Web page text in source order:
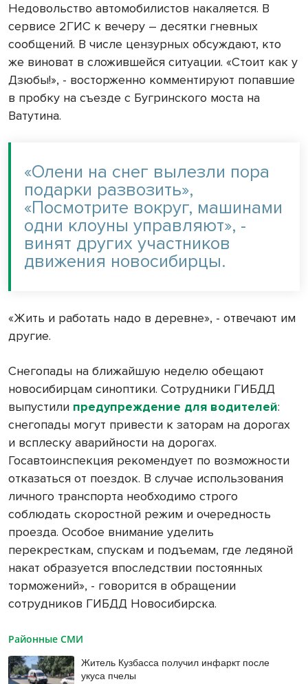
Недовольство автомобилистов накаляется. В
сервисе 2ГИС к вечеру – десятки гневных
сообщений. В числе цензурных обсуждают, кто
же виноват в сложившейся ситуации. «Стоит как у
Дзюбы!», - восторженно комментируют попавшие
в пробку на съезде с Бугринского моста на
Ватутина.
«Олени на снег вылезли пора
подарки развозить»,
«Посмотрите вокруг, машинами
одни клоуны управляют», -
винят других участников
движения новосибирцы.
«Жить и работать надо в деревне», - отвечают им
другие.
Снегопады на ближайшую неделю обещают
новосибирцам синоптики. Сотрудники ГИБДД
выпустили предупреждение для водителей:
снегопады могут привести к заторам на дорогах
и всплеску аварийности на дорогах.
Госавтоинспекция рекомендует по возможности
отказаться от поездок. В случае использования
личного транспорта необходимо строго
соблюдать скоростной режим и очередность
проезда. Особое внимание уделить
перекресткам, спускам и подъемам, где ледяной
накат образуется впоследствии постоянных
торможений», - говорится в обращении
сотрудников ГИБДД Новосибирска.
Районные СМИ
Житель Кузбасса получил инфаркт после
укуса пчелы